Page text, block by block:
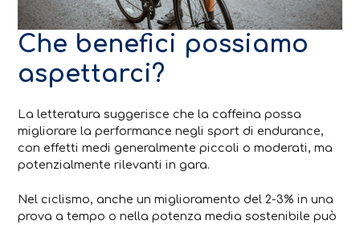
Che benefici possiamo
aspettarci?
La letteratura suggerisce che la caffeina possa
migliorare la performance negli sport di endurance,
con effetti medi generalmente piccoli o moderati, ma
potenzialmente rilevanti in gara.
Nel ciclismo, anche un miglioramento del 2-3% in una
prova a tempo o nella potenza media sostenibile può